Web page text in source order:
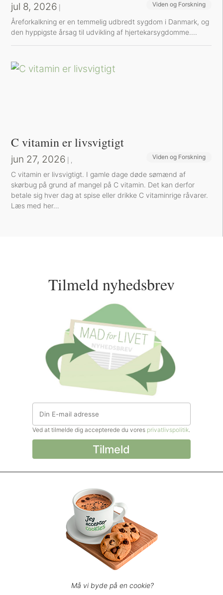
jul 8, 2026 Viden og Forskning
Å​reforkalkning er en temmelig udbredt sygdom i Danmark, og
den hyppigste årsag til udvikling af hjertekarsygdomme....
C vitamin er livsvigtigt
jun 27, 2026 Sund inspiration
, Viden og Forskning
C vitamin er livsvigtigt. I gamle dage døde sømænd af
skørbug på grund af mangel på C vitamin. Det kan derfor
betale sig hver dag at spise eller drikke C vitaminrige råvarer.
Læs med her…
Tilmeld nyhedsbrev
Ved at tilmelde dig accepterede du vores privatlivspolitik.
© Madforlivet.com, 2000–2025. Alle
rettigheder forbeholdt.
øvrigt materiale må kun gengives med
tilladelse fra Sophia Helse ApS.
Spørgsmål eller kommentarer?
support@madforlivet.com
Må vi byde på en cookie?